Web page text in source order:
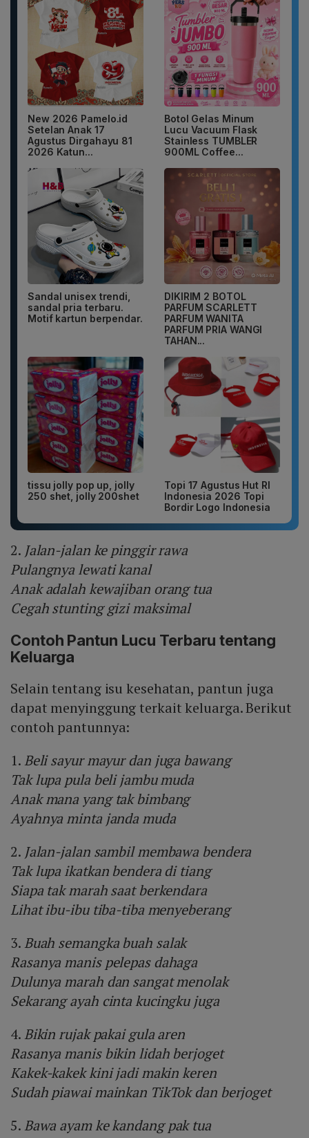
New 2026 Pamelo.id
Setelan Anak 17
Agustus Dirgahayu 81
2026 Katun...
Botol Gelas Minum
Lucu Vacuum Flask
Stainless TUMBLER
900ML Coffee...
Sandal unisex trendi,
sandal pria terbaru.
Motif kartun berpendar.
DIKIRIM 2 BOTOL
PARFUM SCARLETT
PARFUM WANITA
PARFUM PRIA WANGI
TAHAN...
tissu jolly pop up, jolly
250 shet, jolly 200shet
Topi 17 Agustus Hut RI
Indonesia 2026 Topi
Bordir Logo Indonesia
2. Jalan-jalan ke pinggir rawa
Pulangnya lewati kanal
Anak adalah kewajiban orang tua
Cegah stunting gizi maksimal
Contoh Pantun Lucu Terbaru tentang
Keluarga
Selain tentang isu kesehatan, pantun juga
dapat menyinggung terkait keluarga. Berikut
contoh pantunnya:
1. Beli sayur mayur dan juga bawang
Tak lupa pula beli jambu muda
Anak mana yang tak bimbang
Ayahnya minta janda muda
2. Jalan-jalan sambil membawa bendera
Tak lupa ikatkan bendera di tiang
Siapa tak marah saat berkendara
Lihat ibu-ibu tiba-tiba menyeberang
3. Buah semangka buah salak
Rasanya manis pelepas dahaga
Dulunya marah dan sangat menolak
Sekarang ayah cinta kucingku juga
4. Bikin rujak pakai gula aren
Rasanya manis bikin lidah berjoget
Kakek-kakek kini jadi makin keren
Sudah piawai mainkan TikTok dan berjoget
5. Bawa ayam ke kandang pak tua